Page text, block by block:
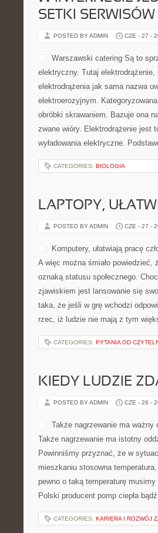
SETKI
POSTED BY ADMIN CZE - 27 -
Warszawski catering Są to
elektryczny. Tutaj
elektrodrążenia jak sama nazwa
elektroerozyjnym.
obróbki skrawaniem. Bazuje ona
zwane wióry. Elektrodrążenie jest
wyładowania elektryczne.
CATEGORIES: BIOLOGIA
LAPTOPY,
POSTED BY ADMIN CZE - 27 -
Komputery, ułatwiają pracę
A więc można śmiało
oznaką statusu społecznego.
zjawiskiem jest lansowanie się
taka, że jeśli w grę wchodzi
rzec, iż ludzie nie mają z tym
CATEGORIES: PYTANIA OD
KIEDY LUDZIE
POSTED BY ADMIN CZE - 26 -
Także nagrzewanie ma ważny
Także nagrzewanie ma istotny
Powinniśmy przyznać, że w
mieszkaniu stosowna
pewno o taką temperaturę
Polski producent pomp ciepła
CATEGORIES: KARIERA I ROZWÓJ